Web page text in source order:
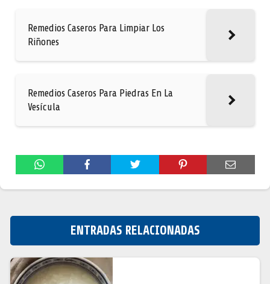
Remedios Caseros Para Limpiar Los
Riñones
Remedios Caseros Para Piedras En La
Vesícula
ENTRADAS RELACIONADAS